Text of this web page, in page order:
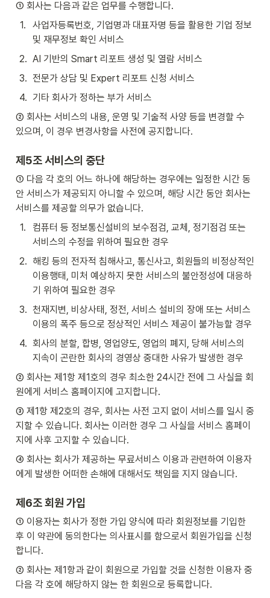
① 회사는 다음과 같은 업무를 수행합니다.
1.
사업자등록번호, 기업명과 대표자명 등을 활용한 기업 정보
및 재무정보 확인 서비스
2. AI 기반의 Smart 리포트 생성 및 열람 서비스
3. 전문가 상담 및 Expert 리포트 신청 서비스
4. 기타 회사가 정하는 부가 서비스
② 회사는 서비스의 내용, 운영 및 기술적 사양 등을 변경할 수
있으며, 이 경우 변경사항을 사전에 공지합니다.
제5조 서비스의 중단
① 다음 각 호의 어느 하나에 해당하는 경우에는 일정한 시간 동
안 서비스가 제공되지 아니할 수 있으며, 해당 시간 동안 회사는
서비스를 제공할 의무가 없습니다.
1.
컴퓨터 등 정보통신설비의 보수점검, 교체, 정기점검 또는
서비스의 수정을 위하여 필요한 경우
2. 해킹 등의 전자적 침해사고, 통신사고, 회원들의 비정상적인
이용행태, 미처 예상하지 못한 서비스의 불안정성에 대응하
기 위하여 필요한 경우
3. 천재지변, 비상사태, 정전, 서비스 설비의 장애 또는 서비스
이용의 폭주 등으로 정상적인 서비스 제공이 불가능할 경우
4. 회사의 분할, 합병, 영업양도, 영업의 폐지, 당해 서비스의
지속이 곤란한 회사의 경영상 중대한 사유가 발생한 경우
② 회사는 제1항 제1호의 경우 최소한 24시간 전에 그 사실을 회
원에게 서비스 홈페이지에 고지합니다.
③ 제1항 제2호의 경우, 회사는 사전 고지 없이 서비스를 일시 중
지할 수 있습니다. 회사는 이러한 경우 그 사실을 서비스 홈페이
지에 사후 고지할 수 있습니다.
④ 회사는 회사가 제공하는 무료서비스 이용과 관련하여 이용자
에게 발생한 어떠한 손해에 대해서도 책임을 지지 않습니다.
제6조 회원 가입
① 이용자는 회사가 정한 가입 양식에 따라 회원정보를 기입한
후 이 약관에 동의한다는 의사표시를 함으로서 회원가입을 신청
합니다.
② 회사는 제1항과 같이 회원으로 가입할 것을 신청한 이용자 중
다음 각 호에 해당하지 않는 한 회원으로 등록합니다.